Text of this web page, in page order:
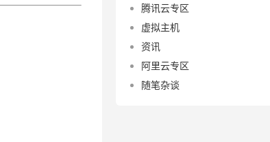
腾讯云专区
虚拟主机
资讯
阿里云专区
随笔杂谈